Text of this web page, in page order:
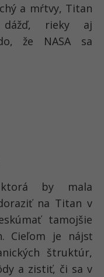
a mŕtvy, Titan
dážď, rieky aj
že NASA sa
ktorá by mala
na Titan v
tamojšie
Cieľom je nájsť
štruktúr,
a zistiť, či sa v